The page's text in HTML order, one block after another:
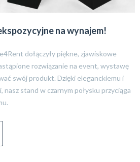
na wynajem!
dołączyły piękne, zjawiskowe
rozwiązanie na event, wystawę
swój produkt. Dzięki eleganckiemu i
stand w czarnym połysku przyciąga